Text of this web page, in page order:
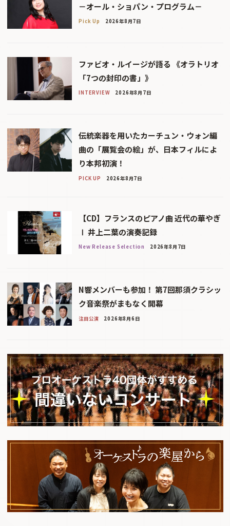
－オール・ショパン・プログラム－
Pick Up 2026年8月7日
ファビオ・ルイージが語る 《オラトリオ
「7つの封印の書」》
INTERVIEW 2026年8月7日
伝統楽器を用いたカーチュン・ウォン編
曲の「展覧会の絵」が、日本フィルによ
り本邦初演！
PICK UP 2026年8月7日
【CD】フランスのピアノ曲 近代の華やぎ
Ⅰ 井上二葉の演奏記録
New Release Selection 2026年8月7日
N響メンバーも参加！ 第7回那須クラシッ
ク音楽祭がまもなく開幕
注目公演 2026年8月6日